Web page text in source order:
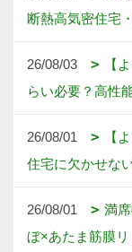
断熱高気密住宅
26/08/03
【
らい必要？高性
26/08/01
【
住宅に欠かせな
26/08/01
満
ぼ×あたま筋膜